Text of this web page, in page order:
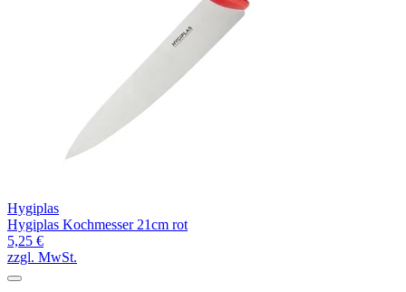
Hygiplas
Hygiplas Kochmesser 21cm rot
5,25 €
zzgl. MwSt.